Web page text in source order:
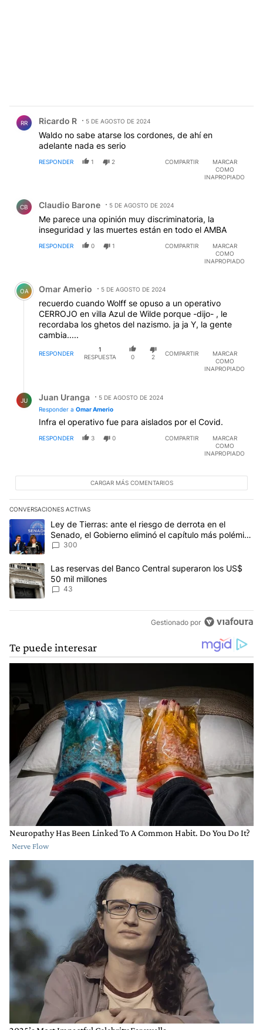
RR Ricardo R 5 DE AGOSTO DE 2024
Waldo no sabe atarse los cordones, de ahí en
adelante nada es serio
RESPONDER 1 2 COMPARTIR
MARCAR
COMO
INAPROPIADO
CB Claudio Barone 5 DE AGOSTO DE 2024
Me parece una opinión muy discriminatoria, la
inseguridad y las muertes están en todo el AMBA
RESPONDER 0 1 COMPARTIR
MARCAR
COMO
INAPROPIADO
Comentario de Omar Amerio.
OA Omar Amerio 5 DE AGOSTO DE 2024
recuerdo cuando Wolff se opuso a un operativo
CERROJO en villa Azul de Wilde porque -dijo- , le
recordaba los ghetos del nazismo. ja ja Y, la gente
cambia.....
RESPONDER
1
RESPUESTA
0 2
COMPARTIR
MARCAR
COMO
INAPROPIADO
JU Juan Uranga
5 DE AGOSTO DE 2024
Responder a Omar Amerio
Infra el operativo fue para aislados por el Covid.
RESPONDER 3 0 COMPARTIR
MARCAR
COMO
INAPROPIADO
CARGAR MÁS COMENTARIOS
CONVERSACIONES ACTIVAS
Este listado muestra los artículos con más comentarios en los
Un artículo de tendencia con el título "Ley de Tierras: ante el
Ley de Tierras: ante el riesgo de derrota en el
Senado, el Gobierno eliminó el capítulo más polémico
del proyecto
300
Un artículo de tendencia con el título "Las reservas del Banco
Las reservas del Banco Central superaron los US$
50 mil millones
43
Gestionado por